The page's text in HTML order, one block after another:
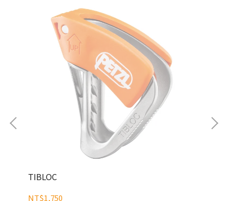
TIBLOC
NT$1,750